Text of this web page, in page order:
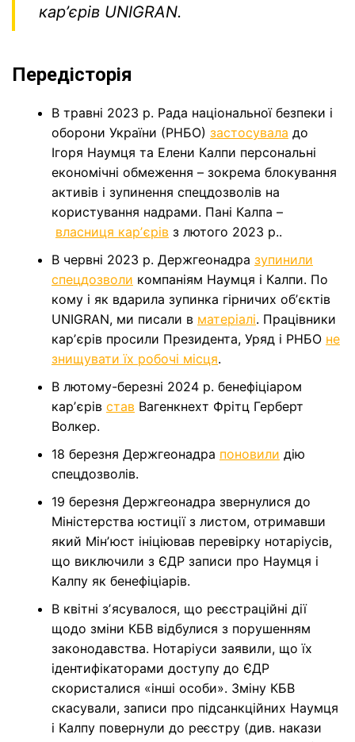
карʼєрів UNIGRAN.
Передісторія
В травні 2023 р. Рада національної безпеки і
оборони України (РНБО) застосувала до
Ігоря Наумця та Елени Калпи персональні
економічні обмеження – зокрема блокування
активів і зупинення спецдозволів на
користування надрами. Пані Калпа –
власниця карʼєрів з лютого 2023 р..
В червні 2023 р. Держгеонадра зупинили
спецдозволи компаніям Наумця і Калпи. По
кому і як вдарила зупинка гірничих обʼєктів
UNIGRAN, ми писали в матеріалі. Працівники
карʼєрів просили Президента, Уряд і РНБО не
знищувати їх робочі місця.
В лютому-березні 2024 р. бенефіціаром
карʼєрів став Вагенкнехт Фрітц Герберт
Волкер.
18 березня Держгеонадра поновили дію
спецдозволів.
19 березня Держгеонадра звернулися до
Міністерства юстиції з листом, отримавши
який Мінʼюст ініціював перевірку нотаріусів,
що виключили з ЄДР записи про Наумця і
Калпу як бенефіціарів.
В квітні зʼясувалося, що реєстраційні дії
щодо зміни КБВ відбулися з порушенням
законодавства. Нотаріуси заявили, що їх
ідентифікаторами доступу до ЄДР
скористалися «інші особи». Зміну КБВ
скасували, записи про підсанкційних Наумця
і Калпу повернули до реєстру (див. накази